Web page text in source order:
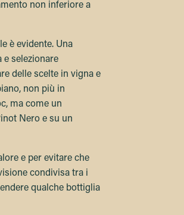
non inferiore a
è evidente. Una
e selezionare
delle scelte in vigna e
non più in
ma come un
Nero e su un
e per evitare che
condivisa tra i
qualche bottiglia